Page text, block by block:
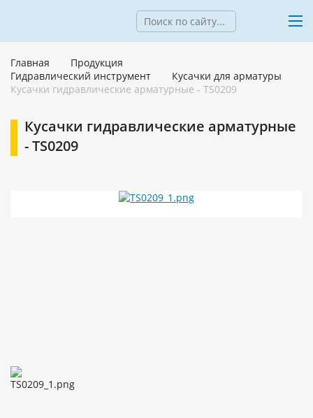
Главная
Продукция
Гидравлический инструмент
Кусачки для арматуры
Кусачки гидравлические арматурные - TS0209
Кусачки гидравлические арматурные
- TS0209